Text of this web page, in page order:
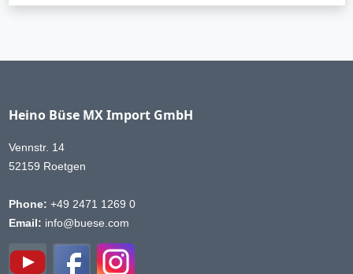
Heino Büse MX Import GmbH
Vennstr. 14
52159 Roetgen
Phone: +49 2471 1269 0
Email: info@buese.com